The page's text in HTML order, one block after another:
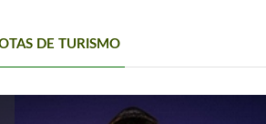
DE TURISMO